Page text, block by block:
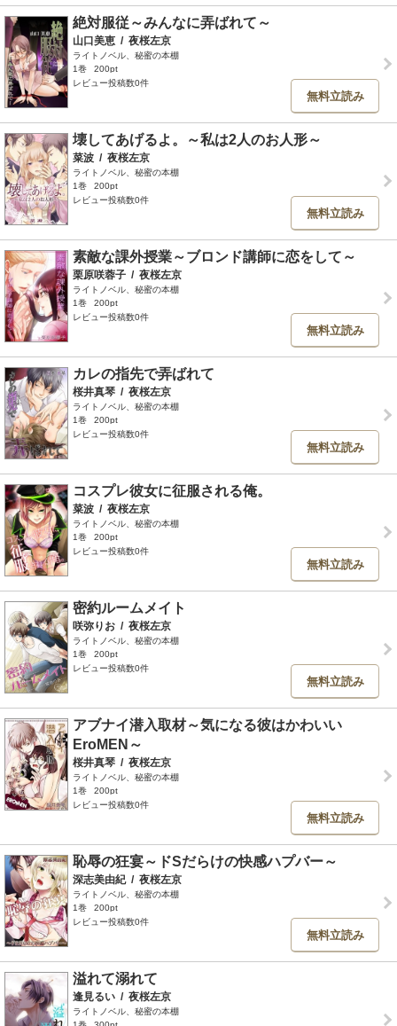
絶対服従～みんなに弄ばれて～
山口美恵 / 夜桜左京
ライトノベル、秘蜜の本棚
1巻
200pt
レビュー投稿数0件
無料立読み
壊してあげるよ。～私は2人のお人形～
菜波 / 夜桜左京
ライトノベル、秘蜜の本棚
1巻
200pt
レビュー投稿数0件
無料立読み
素敵な課外授業～ブロンド講師に恋をして～
栗原咲蓉子 / 夜桜左京
ライトノベル、秘蜜の本棚
1巻
200pt
レビュー投稿数0件
無料立読み
カレの指先で弄ばれて
桜井真琴 / 夜桜左京
ライトノベル、秘蜜の本棚
1巻
200pt
レビュー投稿数0件
無料立読み
コスプレ彼女に征服される俺。
菜波 / 夜桜左京
ライトノベル、秘蜜の本棚
1巻
200pt
レビュー投稿数0件
無料立読み
密約ルームメイト
咲弥りお / 夜桜左京
ライトノベル、秘蜜の本棚
1巻
200pt
レビュー投稿数0件
無料立読み
アブナイ潜入取材～気になる彼はかわいい
EroMEN～
桜井真琴 / 夜桜左京
ライトノベル、秘蜜の本棚
1巻
200pt
レビュー投稿数0件
無料立読み
恥辱の狂宴～ドSだらけの快感ハプバー～
深志美由紀 / 夜桜左京
ライトノベル、秘蜜の本棚
1巻
200pt
レビュー投稿数0件
無料立読み
溢れて溺れて
逢見るい / 夜桜左京
ライトノベル、秘蜜の本棚